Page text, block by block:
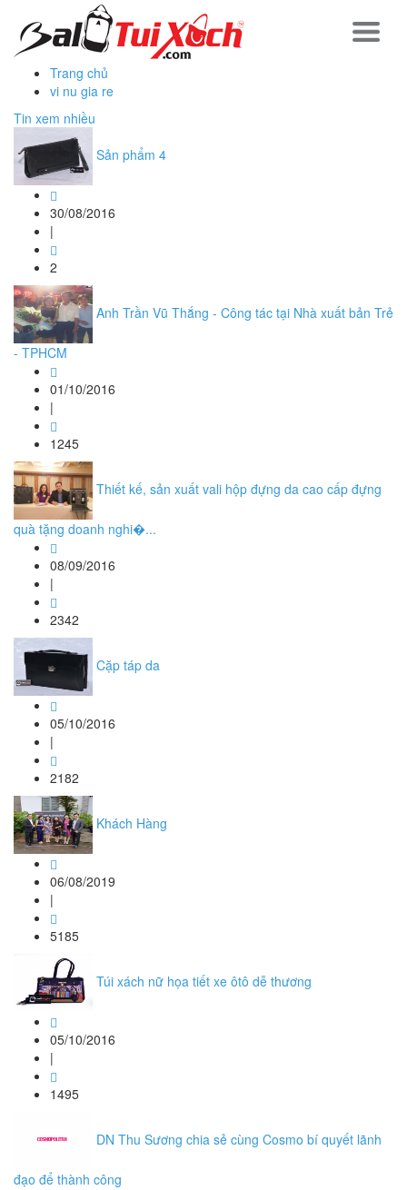
Trang chủ
vi nu gia re
Tin xem nhiều
Sản phẩm 4
30/08/2016
|
2
Anh Trần Vũ Thắng - Công tác tại Nhà xuất bản Trẻ
- TPHCM
01/10/2016
|
1245
Thiết kế, sản xuất vali hộp đựng da cao cấp đựng
quà tặng doanh nghi�...
08/09/2016
|
2342
Cặp táp da
05/10/2016
|
2182
Khách Hàng
06/08/2019
|
5185
Túi xách nữ họa tiết xe ôtô dễ thương
05/10/2016
|
1495
DN Thu Sương chia sẻ cùng Cosmo bí quyết lãnh
đạo để thành công